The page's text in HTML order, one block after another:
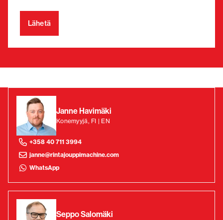
Janne Havimäki
Konemyyjä, FI | EN
+358 40 711 3994
janne@rintajouppimachine.com
WhatsApp
Seppo Salomäki